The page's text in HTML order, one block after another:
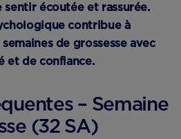
écoutée et rassurée.
contribue à
de grossesse avec
et de confiance.
– Semaine
(32 SA)